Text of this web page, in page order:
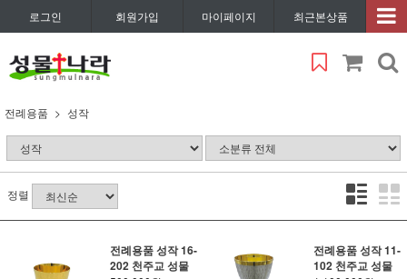
로그인 회원가입 마이페이지 최근본상품
전례용품 성작
정렬
전례용품 성작 16-
202 천주교 성물
전례용품 성작 11-
102 천주교 성물